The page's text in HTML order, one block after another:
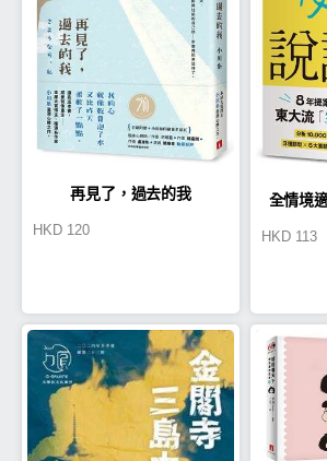
再見了，過去的我
HKD 120
全情境
大流
HKD 113